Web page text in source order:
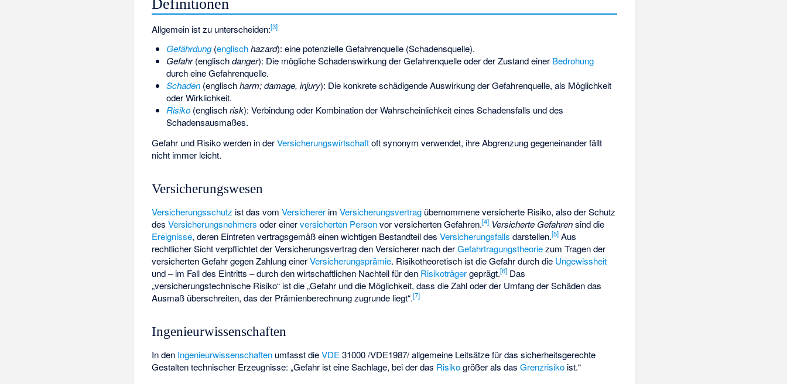
Definitionen
Allgemein ist zu unterscheiden:[3]
Gefährdung(englisch hazard): eine potenzielle Gefahrenquelle (Schadensquelle).
Gefahr(englischdanger): Die mögliche Schadenswirkung der Gefahrenquelle oder der Zustand einer Bedrohung
durch eine Gefahrenquelle.
Schaden(englischharm; damage, injury): Die konkrete schädigende Auswirkung der Gefahrenquelle, als Möglichkeit
oder Wirklichkeit.
Risiko(englischrisk): Verbindung oder Kombination der Wahrscheinlichkeit eines Schadensfalls und des
Schadensausmaßes.
Gefahr und Risiko werden in derVersicherungswirtschaftoft synonym verwendet, ihre Abgrenzung gegeneinander fällt
nicht immer leicht.
Versicherungswesen
Versicherungsschutz ist das vomVersicherer imVersicherungsvertrag übernommene versicherte Risiko, also der Schutz
desVersicherungsnehmers oder einerversicherten Personvor versicherten Gefahren.[4] Versicherte Gefahrensind die
Ereignisse, deren Eintreten vertragsgemäß einen wichtigen Bestandteil desVersicherungsfalls darstellen.[5] Aus
rechtlicher Sicht verpflichtet der Versicherungsvertrag den Versicherer nach derGefahrtragungstheoriezum Tragen der
versicherten Gefahr gegen Zahlung einerVersicherungsprämie. Risikotheoretisch ist die Gefahr durch die Ungewissheit
und – im Fall des Eintritts – durch den wirtschaftlichen Nachteil für den Risikoträgergeprägt.[6] Das
„versicherungstechnische Risiko“ ist die „Gefahr und die Möglichkeit, dass die Zahl oder der Umfang der Schäden das
Ausmaß überschreiten, das der Prämienberechnung zugrunde liegt“.[7]
Ingenieurwissenschaften
In den Ingenieurwissenschaften umfasst dieVDE 31000 /VDE1987/ allgemeine Leitsätze für das sicherheitsgerechte
Gestalten technischer Erzeugnisse: „Gefahr ist eine Sachlage, bei der das Risikogrößer als dasGrenzrisiko ist.“